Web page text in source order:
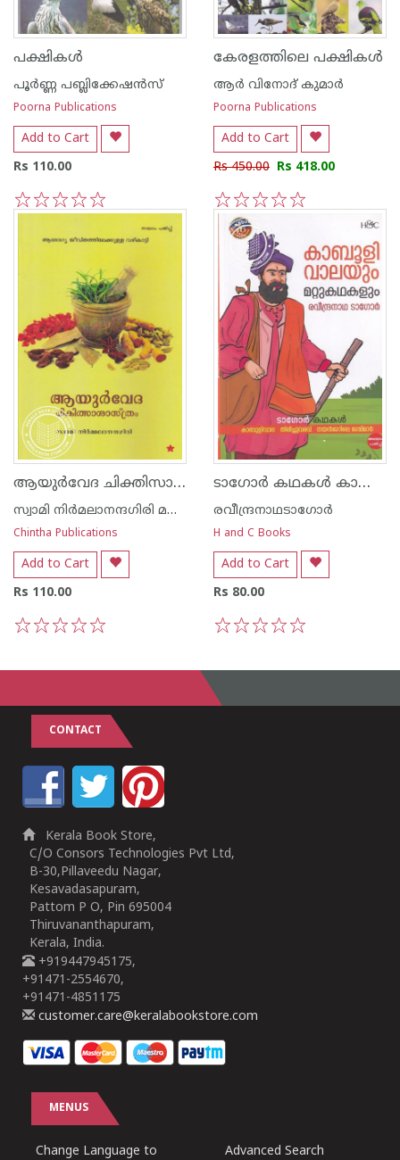
പക്ഷികള്‍
പൂര്‍ണ്ണ പബ്ലിക്കേഷ‌ന്‍സ്
Poorna Publications
Add to Cart
Rs 110.00
5
4
3
2
1
കേരളത്തിലെ പക്ഷികള്‍
ആര്‍ വിനോദ് കുമാര്‍
Poorna Publications
Add to Cart
Rs 450.00 Rs 418.00
2
1
ആയുര്‍വേദ ചിക്തിസാശാസ്ത്രം
സ്വാമി നിര്‍മലാനന്ദഗിരി മഹരാജ്‌
Chintha Publications
Add to Cart
Rs 110.00
ടാഗോര്‍ കഥകള്‍ കാബുളിവാലയും മറ്റുകഥകളും
രവീന്ദ്രനാഥടാഗോര്‍
H and C Books
Add to Cart
Rs 80.00
CONTACT
Kerala Book Store,
C/O Consors Technologies Pvt Ltd,
B-30,Pillaveedu Nagar,
Kesavadasapuram,
Pattom P O, Pin 695004
Thiruvananthapuram,
Kerala, India.
+919447945175,
+91471-2554670,
+91471-4851175
customer.care@keralabookstore.com
MENUS
Change Language to
Advanced Search